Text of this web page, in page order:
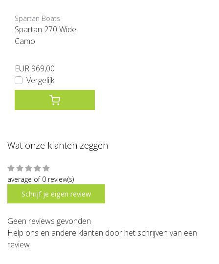
Spartan Boats
Spartan 270 Wide
Camo
EUR 969,00
Vergelijk
Wat onze klanten zeggen
average of 0 review(s)
Schrijf je eigen review
Geen reviews gevonden
Help ons en andere klanten door het schrijven van een
review